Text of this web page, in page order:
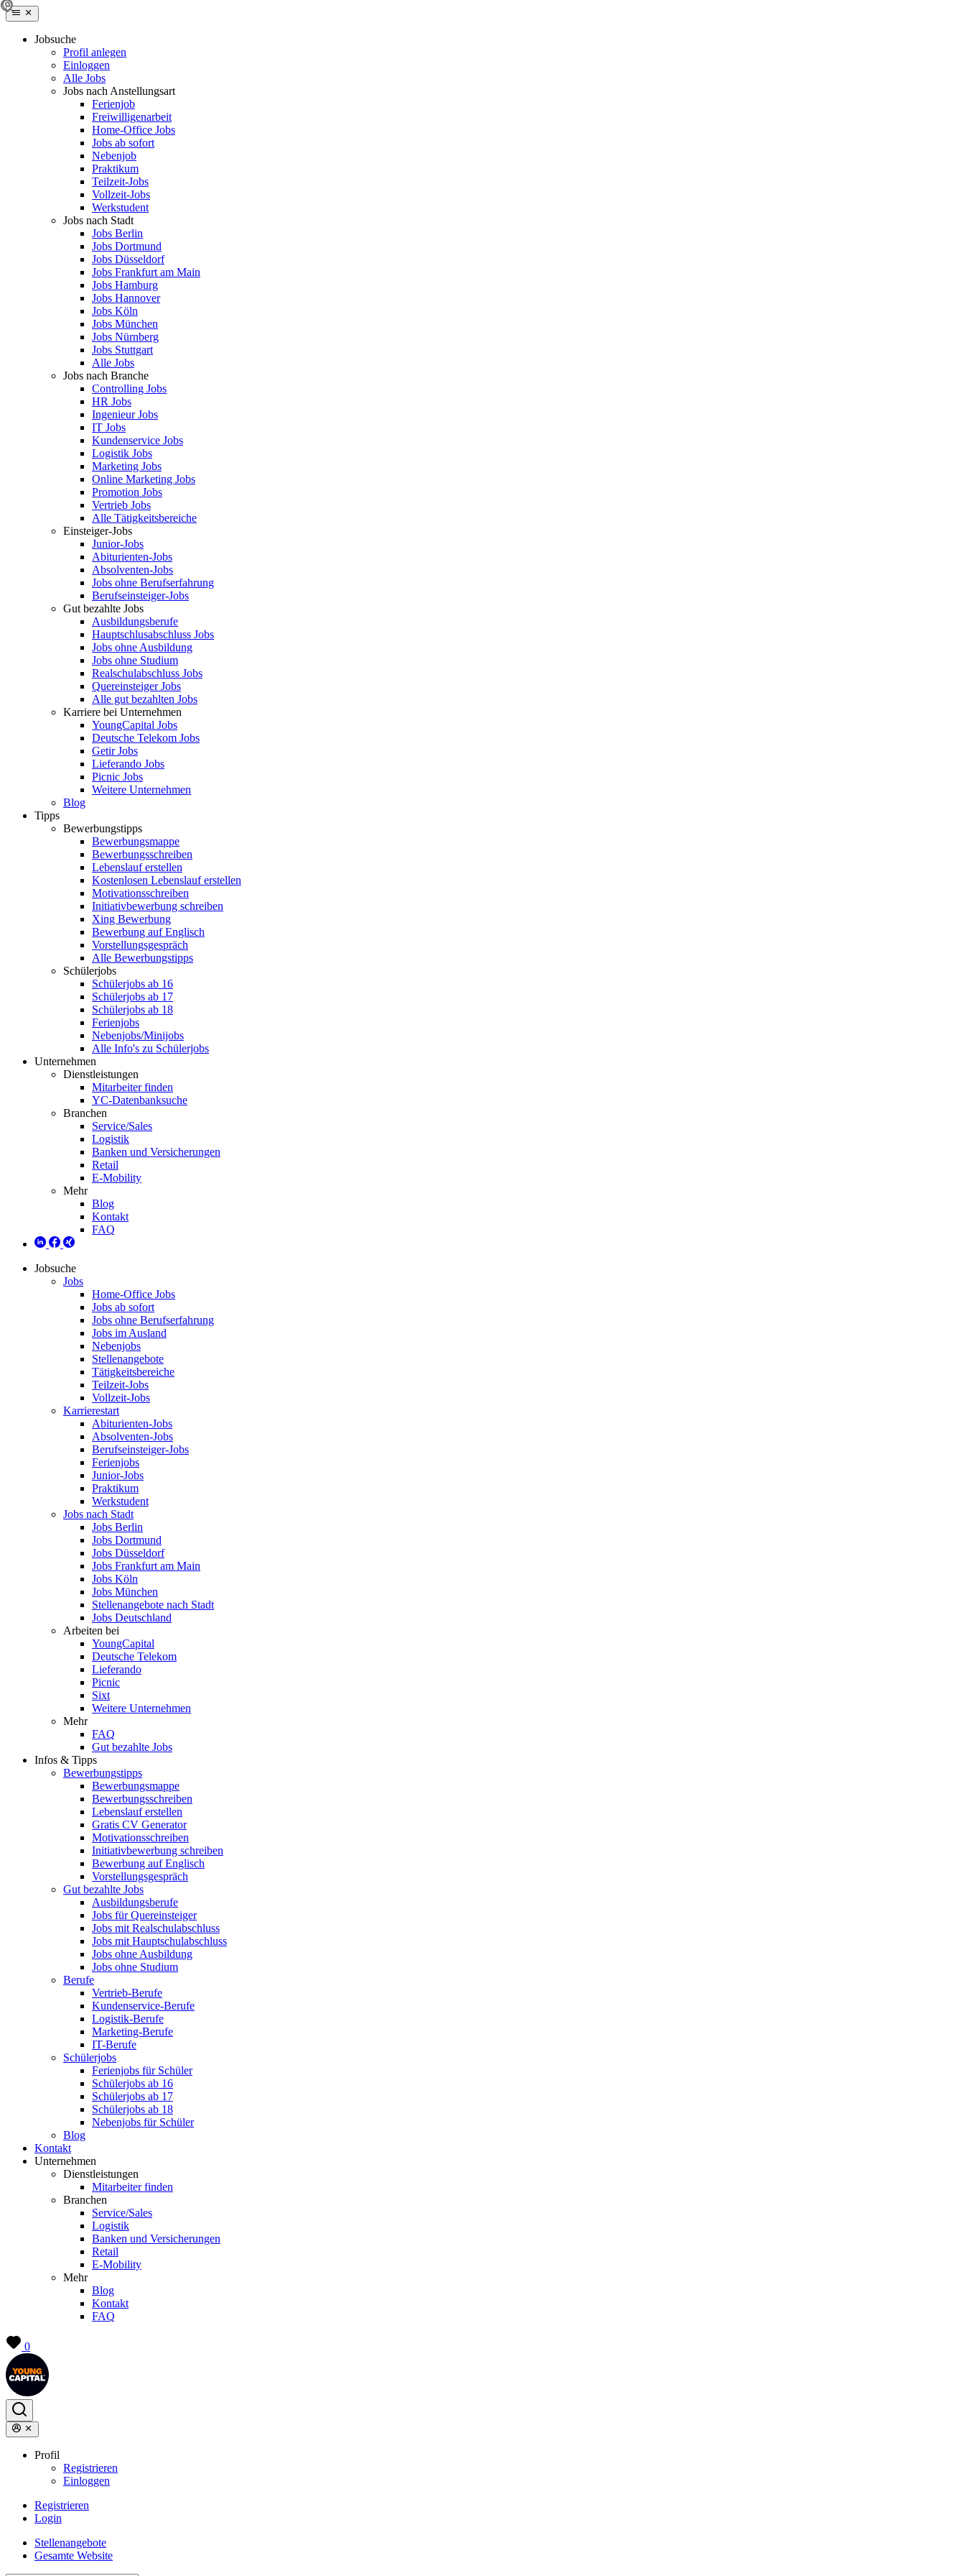
Jobsuche
Profil anlegen
Einloggen
Alle Jobs
Jobs nach Anstellungsart
Ferienjob
Freiwilligenarbeit
Home-Office Jobs
Jobs ab sofort
Nebenjob
Praktikum
Teilzeit-Jobs
Vollzeit-Jobs
Werkstudent
Jobs nach Stadt
Jobs Berlin
Jobs Dortmund
Jobs Düsseldorf
Jobs Frankfurt am Main
Jobs Hamburg
Jobs Hannover
Jobs Köln
Jobs München
Jobs Nürnberg
Jobs Stuttgart
Alle Jobs
Jobs nach Branche
Controlling Jobs
HR Jobs
Ingenieur Jobs
IT Jobs
Kundenservice Jobs
Logistik Jobs
Marketing Jobs
Online Marketing Jobs
Promotion Jobs
Vertrieb Jobs
Alle Tätigkeitsbereiche
Einsteiger-Jobs
Junior-Jobs
Abiturienten-Jobs
Absolventen-Jobs
Jobs ohne Berufserfahrung
Berufseinsteiger-Jobs
Gut bezahlte Jobs
Ausbildungsberufe
Hauptschlusabschluss Jobs
Jobs ohne Ausbildung
Jobs ohne Studium
Realschulabschluss Jobs
Quereinsteiger Jobs
Alle gut bezahlten Jobs
Karriere bei Unternehmen
YoungCapital Jobs
Deutsche Telekom Jobs
Getir Jobs
Lieferando Jobs
Picnic Jobs
Weitere Unternehmen
Blog
Tipps
Bewerbungstipps
Bewerbungsmappe
Bewerbungsschreiben
Lebenslauf erstellen
Kostenlosen Lebenslauf erstellen
Motivationsschreiben
Initiativbewerbung schreiben
Xing Bewerbung
Bewerbung auf Englisch
Vorstellungsgespräch
Alle Bewerbungstipps
Schülerjobs
Schülerjobs ab 16
Schülerjobs ab 17
Schülerjobs ab 18
Ferienjobs
Nebenjobs/Minijobs
Alle Info's zu Schülerjobs
Unternehmen
Dienstleistungen
Mitarbeiter finden
YC-Datenbanksuche
Branchen
Service/Sales
Logistik
Banken und Versicherungen
Retail
E-Mobility
Mehr
Blog
Kontakt
FAQ
Jobsuche
Jobs
Home-Office Jobs
Jobs ab sofort
Jobs ohne Berufserfahrung
Jobs im Ausland
Nebenjobs
Stellenangebote
Tätigkeitsbereiche
Teilzeit-Jobs
Vollzeit-Jobs
Karrierestart
Abiturienten-Jobs
Absolventen-Jobs
Berufseinsteiger-Jobs
Ferienjobs
Junior-Jobs
Praktikum
Werkstudent
Jobs nach Stadt
Jobs Berlin
Jobs Dortmund
Jobs Düsseldorf
Jobs Frankfurt am Main
Jobs Köln
Jobs München
Stellenangebote nach Stadt
Jobs Deutschland
Arbeiten bei
YoungCapital
Deutsche Telekom
Lieferando
Picnic
Sixt
Weitere Unternehmen
Mehr
FAQ
Gut bezahlte Jobs
Infos & Tipps
Bewerbungstipps
Bewerbungsmappe
Bewerbungsschreiben
Lebenslauf erstellen
Gratis CV Generator
Motivationsschreiben
Initiativbewerbung schreiben
Bewerbung auf Englisch
Vorstellungsgespräch
Gut bezahlte Jobs
Ausbildungsberufe
Jobs für Quereinsteiger
Jobs mit Realschulabschluss
Jobs mit Hauptschulabschluss
Jobs ohne Ausbildung
Jobs ohne Studium
Berufe
Vertrieb-Berufe
Kundenservice-Berufe
Logistik-Berufe
Marketing-Berufe
IT-Berufe
Schülerjobs
Ferienjobs für Schüler
Schülerjobs ab 16
Schülerjobs ab 17
Schülerjobs ab 18
Nebenjobs für Schüler
Blog
Kontakt
Unternehmen
Dienstleistungen
Mitarbeiter finden
Branchen
Service/Sales
Logistik
Banken und Versicherungen
Retail
E-Mobility
Mehr
Blog
Kontakt
FAQ
0
Profil
Registrieren
Einloggen
Registrieren
Login
Stellenangebote
Gesamte Website